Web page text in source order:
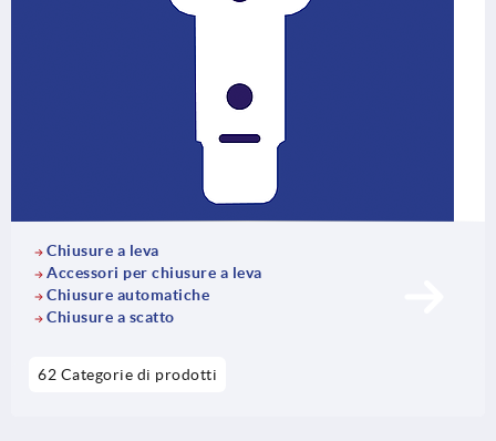
Chiusure a leva
Accessori per chiusure a leva
Chiusure automatiche
Chiusure a scatto
62 Categorie di prodotti